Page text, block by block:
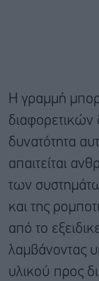
Η γραμμή
διαφορετικών
δυνατότητα
απαιτείται
των
και της
από το
λαμβάνοντας
υλικού προς